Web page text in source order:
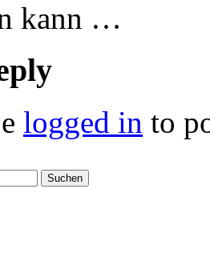
kann …
logged in to